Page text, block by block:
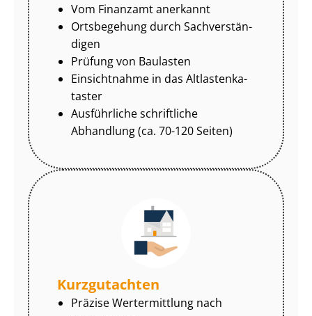
Vom Finanzamt anerkannt
Ortsbegehung durch Sach­ver­stän­
di­gen
Prüfung von Baulasten
Einsichtnahme in das Alt­las­ten­ka­
tas­ter
Ausführliche schriftliche
Abhandlung (ca. 70-120 Seiten)
Kurzgutachten
Präzise Wertermittlung nach